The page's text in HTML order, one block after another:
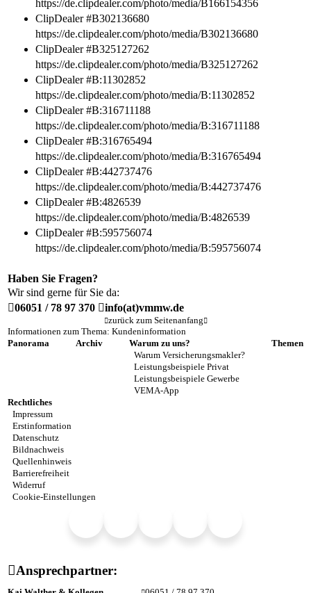
https://de.clipdealer.com/photo/media/B166154356
ClipDealer #B302136680
https://de.clipdealer.com/photo/media/B302136680
ClipDealer #B325127262
https://de.clipdealer.com/photo/media/B325127262
ClipDealer #B:11302852
https://de.clipdealer.com/photo/media/B:11302852
ClipDealer #B:316711188
https://de.clipdealer.com/photo/media/B:316711188
ClipDealer #B:316765494
https://de.clipdealer.com/photo/media/B:316765494
ClipDealer #B:442737476
https://de.clipdealer.com/photo/media/B:442737476
ClipDealer #B:4826539
https://de.clipdealer.com/photo/media/B:4826539
ClipDealer #B:595756074
https://de.clipdealer.com/photo/media/B:595756074
Haben Sie Fragen?
Wir sind gerne für Sie da:
06051 / 78 97 370
info(at)vmmw.de
zurück zum Seitenanfang
Informationen zum Thema: Kundeninformation
Panorama
Archiv
Warum zu uns?
Warum Versicherungsmakler?
Leistungsbeispiele Privat
Leistungsbeispiele Gewerbe
VEMA-App
Themen
Rechtliches
Impressum
Erstinformation
Datenschutz
Bildnachweis
Quellenhinweis
Barrierefreiheit
Widerruf
Cookie-Einstellungen
Ansprechpartner: